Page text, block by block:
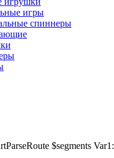
игры
спиннеры
$segments Var1: